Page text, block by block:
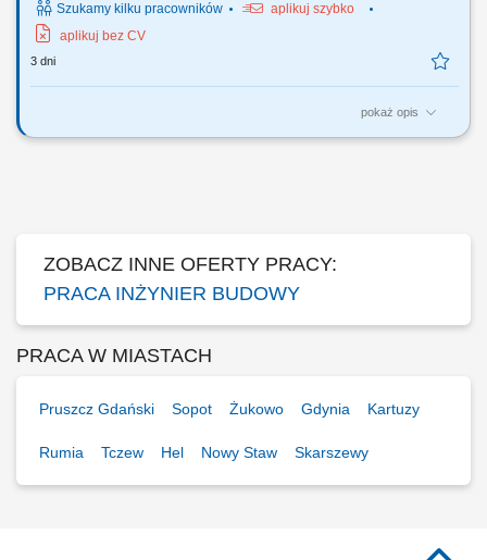
Szukamy kilku pracowników
aplikuj szybko
aplikuj bez CV
3 dni
pokaż opis
OPIS STANOWISKA analiza dokumentacji projektowej, technologicznej
ZOBACZ INNE OFERTY PRACY:
PRACA INŻYNIER BUDOWY
PRACA W MIASTACH
Pruszcz Gdański Sopot Żukowo Gdynia Kartuzy
Rumia Tczew Hel Nowy Staw Skarszewy